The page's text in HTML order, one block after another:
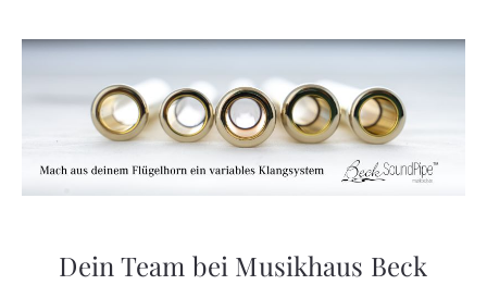
Dein Team bei Musikhaus Beck